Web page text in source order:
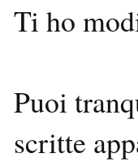
Ti ho
Puoi
scritte